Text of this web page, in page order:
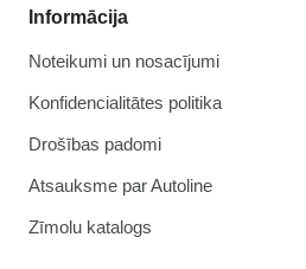
Informācija
Noteikumi un nosacījumi
Konfidencialitātes politika
Drošības padomi
Atsauksme par Autoline
Zīmolu katalogs